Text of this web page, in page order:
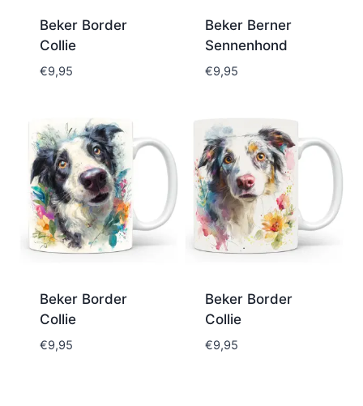
Beker Border
Collie
€9,95
Beker Berner
Sennenhond
€9,95
Beker Border
Collie
€9,95
Beker Border
Collie
€9,95